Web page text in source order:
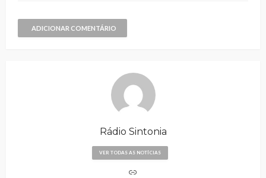
ADICIONAR COMENTÁRIO
Rádio Sintonia
VER TODAS AS NOTÍCIAS